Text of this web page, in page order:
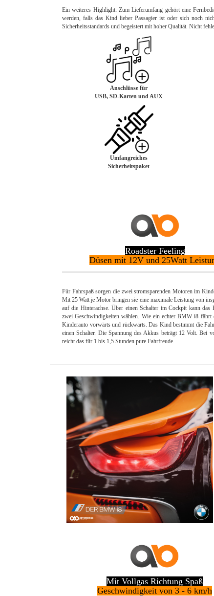
Ein weiteres Highlight: Zum Lieferumfang gehört eine
werden, falls das Kind lieber Passagier ist oder sich noch
Sicherheitsstandards und begeistert mit hoher Qualität. Nicht
Anschlüsse für
USB, SD-Karten und AUX
Umfangreiches
Sicherheitspaket
Roadster Feeling
Düsen mit 12V und 25Watt
Für Fahrspaß sorgen die zwei stromsparenden Motoren im
Mit 25 Watt je Motor bringen sie eine maximale Leistung von
auf die Hinterachse. Über einen Schalter im Cockpit kann das
zwei Geschwindigkeiten wählen. Wie ein echter BMW i8 fährt
Kinderauto vorwärts und rückwärts. Das Kind bestimmt die
einen Schalter. Die Spannung des Akkus beträgt 12 Volt. Bei
reicht das für 1 bis 1,5 Stunden pure Fahrfreude.
Mit Vollgas Richtung Spaß
Geschwindigkeit von 3 - 6 km/h